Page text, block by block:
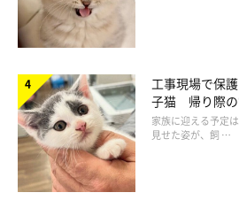
「香ばしいニオイ」は、日光浴で
ひなたぼっこをよくする猫からは「お
工事現場で保
子猫 帰り際の
られず、家族
家族に迎える予定
見せた姿が、飼 …